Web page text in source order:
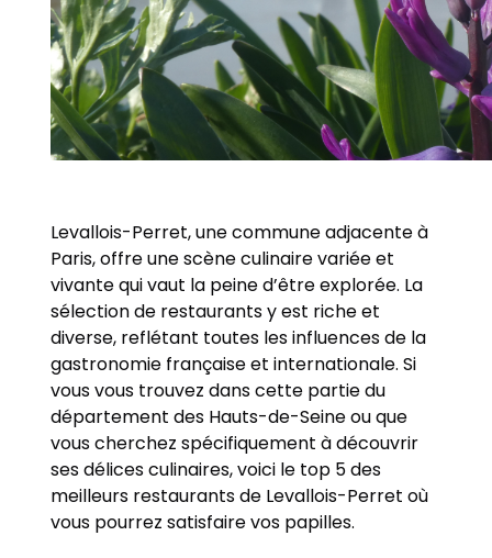
Levallois-Perret, une commune adjacente à
Paris, offre une scène culinaire variée et
vivante qui vaut la peine d’être explorée. La
sélection de restaurants y est riche et
diverse, reflétant toutes les influences de la
gastronomie française et internationale. Si
vous vous trouvez dans cette partie du
département des Hauts-de-Seine ou que
vous cherchez spécifiquement à découvrir
ses délices culinaires, voici le top 5 des
meilleurs restaurants de Levallois-Perret où
vous pourrez satisfaire vos papilles.